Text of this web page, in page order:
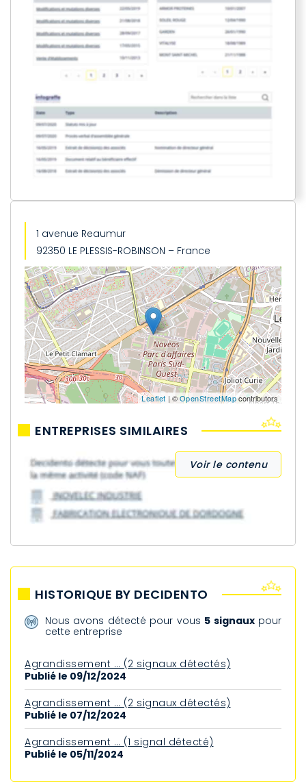
1 avenue Reaumur
92350 LE PLESSIS-ROBINSON – France
Leaflet | ©OpenStreetMapcontributors
ENTREPRISES SIMILAIRES
Voir le contenu
HISTORIQUE BY DECIDENTO
Nous avons détecté pour vous 5 signauxpour
cette entreprise
Agrandissement … (2 signaux détectés)
Publié le 09/12/2024
Agrandissement … (2 signaux détectés)
Publié le 07/12/2024
Agrandissement … (1 signal détecté)
Publié le 05/11/2024